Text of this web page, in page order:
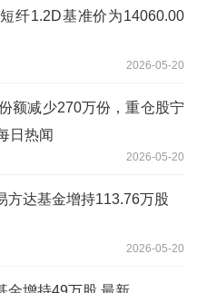
纤1.2D基准价为14060.00
2026-05-20
额减少270万份，重仓股宁
日热闻
2026-05-20
方达基金增持113.76万股
2026-05-20